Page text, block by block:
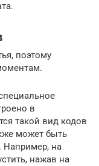
поэтому
в
такой вид кодов
может быть
Например, на
нажав на